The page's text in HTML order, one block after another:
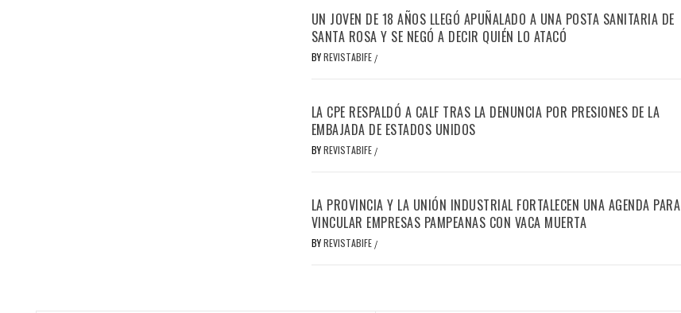
UN JOVEN DE 18 AÑOS LLEGÓ APUÑALADO A UNA POSTA SANITARIA DE
SANTA ROSA Y SE NEGÓ A DECIR QUIÉN LO ATACÓ
BY REVISTABIFE /
LA CPE RESPALDÓ A CALF TRAS LA DENUNCIA POR PRESIONES DE LA
EMBAJADA DE ESTADOS UNIDOS
BY REVISTABIFE /
LA PROVINCIA Y LA UNIÓN INDUSTRIAL FORTALECEN UNA AGENDA PARA
VINCULAR EMPRESAS PAMPEANAS CON VACA MUERTA
BY REVISTABIFE /